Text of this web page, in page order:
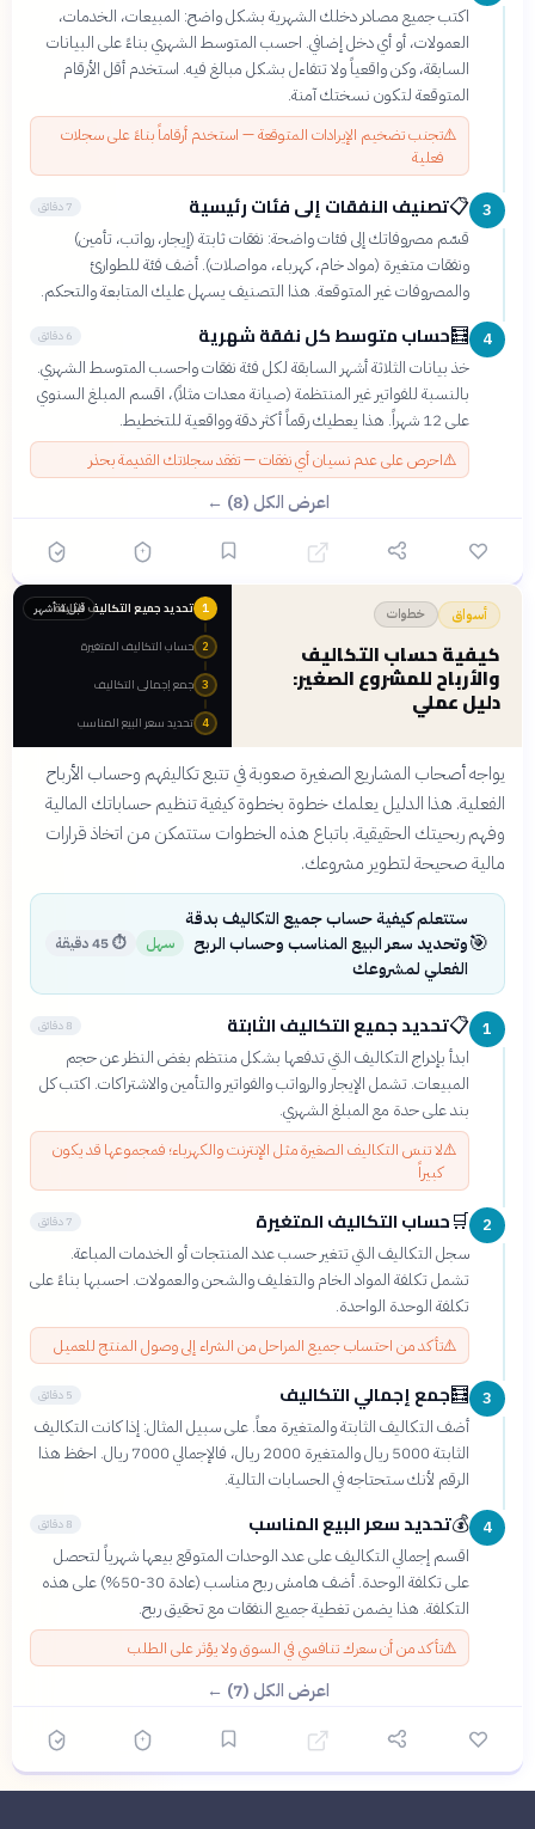
اكتب جميع مصادر دخلك الشهرية بشكل واضح: المبيعات، الخدمات،
العمولات، أو أي دخل إضافي. احسب المتوسط الشهري بناءً على البيانات
السابقة، وكن واقعياً ولا تتفاءل بشكل مبالغ فيه. استخدم أقل الأرقام
المتوقعة لتكون نسختك آمنة.
⚠️تجنب تضخيم الإيرادات المتوقعة — استخدم أرقاماً بناءً على سجلات
فعلية
3
📋تصنيف النفقات إلى فئات رئيسية 7 دقائق
قسّم مصروفاتك إلى فئات واضحة: نفقات ثابتة (إيجار، رواتب، تأمين)
ونفقات متغيرة (مواد خام، كهرباء، مواصلات). أضف فئة للطوارئ
والمصروفات غير المتوقعة. هذا التصنيف يسهل عليك المتابعة والتحكم.
4
🧮حساب متوسط كل نفقة شهرية 6 دقائق
خذ بيانات الثلاثة أشهر السابقة لكل فئة نفقات واحسب المتوسط الشهري.
بالنسبة للفواتير غير المنتظمة (صيانة معدات مثلاً)، اقسم المبلغ السنوي
على 12 شهراً. هذا يعطيك رقماً أكثر دقة وواقعية للتخطيط.
⚠️احرص على عدم نسيان أي نفقات — تفقد سجلاتك القديمة بحذر
اعرض الكل (8) ←
أسواق خطوات
كيفية حساب التكاليف
والأرباح للمشروع الصغير:
دليل عملي
قبل 4 أشهر 1 تحديد جميع التكاليف الثابتة
2 حساب التكاليف المتغيرة
3 جمع إجمالي التكاليف
4 تحديد سعر البيع المناسب
يواجه أصحاب المشاريع الصغيرة صعوبة في تتبع تكاليفهم وحساب الأرباح
الفعلية. هذا الدليل يعلمك خطوة بخطوة كيفية تنظيم حساباتك المالية
وفهم ربحيتك الحقيقية. باتباع هذه الخطوات ستتمكن من اتخاذ قرارات
مالية صحيحة لتطوير مشروعك.
🎯
ستتعلم كيفية حساب جميع التكاليف بدقة
وتحديد سعر البيع المناسب وحساب الربح
الفعلي لمشروعك
سهل ⏱45 دقيقة
1
📋تحديد جميع التكاليف الثابتة 8 دقائق
ابدأ بإدراج التكاليف التي تدفعها بشكل منتظم بغض النظر عن حجم
المبيعات. تشمل الإيجار والرواتب والفواتير والتأمين والاشتراكات. اكتب كل
بند على حدة مع المبلغ الشهري.
⚠️لا تنسَ التكاليف الصغيرة مثل الإنترنت والكهرباء؛ فمجموعها قد يكون
كبيراً
2
🛒حساب التكاليف المتغيرة 7 دقائق
سجل التكاليف التي تتغير حسب عدد المنتجات أو الخدمات المباعة.
تشمل تكلفة المواد الخام والتغليف والشحن والعمولات. احسبها بناءً على
تكلفة الوحدة الواحدة.
⚠️تأكد من احتساب جميع المراحل من الشراء إلى وصول المنتج للعميل
3
🧮جمع إجمالي التكاليف 5 دقائق
أضف التكاليف الثابتة والمتغيرة معاً. على سبيل المثال: إذا كانت التكاليف
الثابتة 5000 ريال والمتغيرة 2000 ريال، فالإجمالي 7000 ريال. احفظ هذا
الرقم لأنك ستحتاجه في الحسابات التالية.
4
💰تحديد سعر البيع المناسب 8 دقائق
اقسم إجمالي التكاليف على عدد الوحدات المتوقع بيعها شهرياً لتحصل
على تكلفة الوحدة. أضف هامش ربح مناسب (عادة 30-50%) على هذه
التكلفة. هذا يضمن تغطية جميع النفقات مع تحقيق ربح.
⚠️تأكد من أن سعرك تنافسي في السوق ولا يؤثر على الطلب
اعرض الكل (7) ←